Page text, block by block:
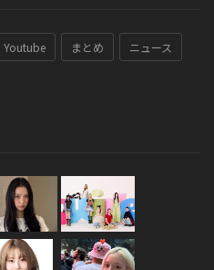
Youtube まとめ ニュース